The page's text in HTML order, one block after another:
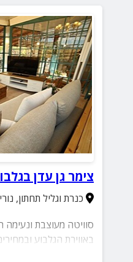
צימר גן עדן
כנרת וגליל תחתון,
סוויטה מעוצבת
באווירת הגלבוע
לסוויטה חצר מטופחת